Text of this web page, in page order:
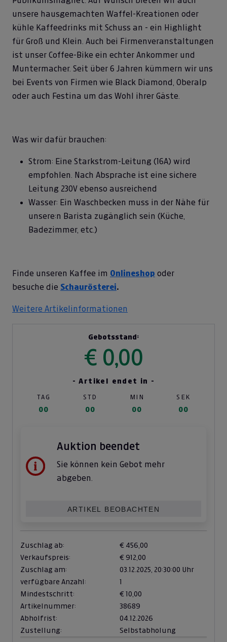
unsere hausgemachten Waffel-Kreationen oder
kühle Kaffeedrinks mit Schuss an - ein Highlight
für Groß und Klein. Auch bei Firmenveranstaltungen
ist unser Coffee-Bike ein echter Ankommer und
Muntermacher. Seit über 6 Jahren kümmern wir uns
bei Events von Firmen wie Black Diamond, Oberalp
oder auch Festina um das Wohl ihrer Gäste.
Was wir dafür brauchen:
Strom: Eine Starkstrom-Leitung (16A) wird
empfohlen. Nach Absprache ist eine sichere
Leitung 230V ebenso ausreichend
Wasser: Ein Waschbecken muss in der Nähe für
unsere:n Barista zugänglich sein (Küche,
Badezimmer, etc.)
Finde unseren Kaffee im Onlineshop oder
besuche die Schaurösterei.
Weitere Artikelinformationen
Gebotsstand:
€ 0,00
- Artikel endet in -
TAG STD MIN SEK
00 00 00 00
Auktion beendet
Sie können kein Gebot mehr
abgeben.
ARTIKEL BEOBACHTEN
Zuschlag ab:
€ 456,00
Verkaufspreis:
€ 912,00
Zuschlag am:
03.12.2025, 20:30:00 Uhr
verfügbare Anzahl:
1
Mindestschritt:
€ 10,00
Artikelnummer:
38689
Abholfrist:
04.12.2026
Zustellung:
Selbstabholung